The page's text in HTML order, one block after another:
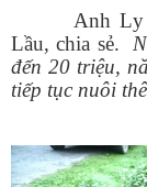
Anh Ly
Lầu,chia sẻ.
đến 20 triệu,
tiếp tục nuôi